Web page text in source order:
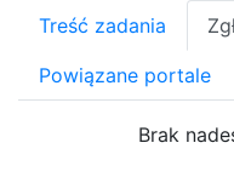
Treść zadania
Powiązane portale
Brak